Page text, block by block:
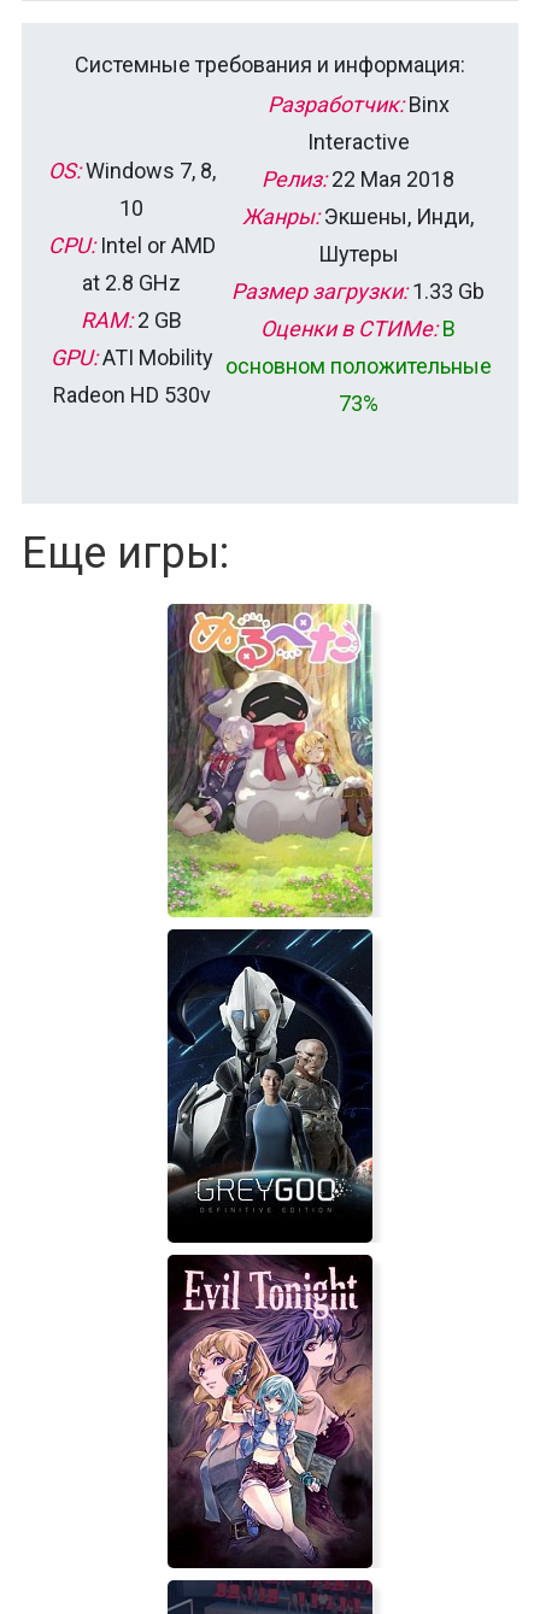
Системные требования и информация:
OS:Windows 7, 8,
10
CPU:Intel or AMD
at 2.8 GHz
RAM:2 GB
GPU:ATI Mobility
Radeon HD 530v
Разработчик:Binx
Interactive
Релиз:22 Мая 2018
Жанры:Экшены, Инди,
Шутеры
Размер загрузки:1.33 Gb
Оценки в СТИМе: В
основном положительные
73%
Еще игры:
Null & Peta
Grey Goo